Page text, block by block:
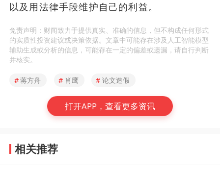
以及用法律手段维护自己的利益。
免责声明：财闻致力于提供真实、准确的信息，但不构成任何形式
的实质性投资建议或决策依据。文章中可能存在涉及人工智能模型
辅助生成或分析的信息，可能存在一定的偏差或遗漏，请自行判断
并核实。
#蒋方舟 # 肖鹰 # 论文造假
打开APP，查看更多资讯
相关推荐